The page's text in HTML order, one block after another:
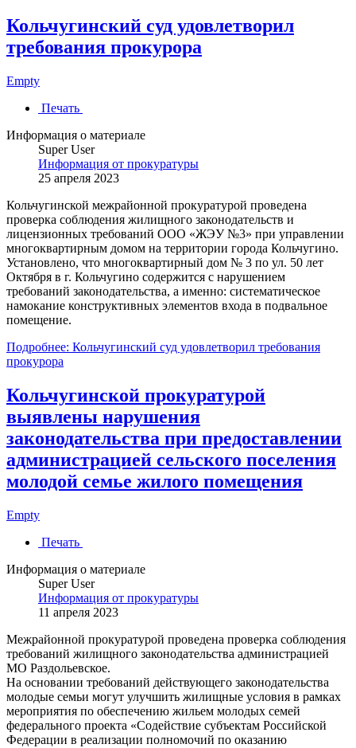
Кольчугинский суд удовлетворил
требования прокурора
Empty
Печать
Информация о материале
Super User
Информация от прокуратуры
25 апреля 2023
Кольчугинской межрайонной прокуратурой проведена
проверка соблюдения жилищного законодательств и
лицензионных требований ООО «ЖЭУ №3» при управлении
многоквартирным домом на территории города Кольчугино.
Установлено, что многоквартирный дом № 3 по ул. 50 лет
Октября в г. Кольчугино содержится с нарушением
требований законодательства, а именно: систематическое
намокание конструктивных элементов входа в подвальное
помещение.
Подробнее: Кольчугинский суд удовлетворил требования
прокурора
Кольчугинской прокуратурой
выявлены нарушения
законодательства при предоставлении
администрацией сельского поселения
молодой семье жилого помещения
Empty
Печать
Информация о материале
Super User
Информация от прокуратуры
11 апреля 2023
Межрайонной прокуратурой проведена проверка соблюдения
требований жилищного законодательства администрацией
МО Раздольевское.
На основании требований действующего законодательства
молодые семьи могут улучшить жилищные условия в рамках
мероприятия по обеспечению жильем молодых семей
федерального проекта «Содействие субъектам Российской
Федерации в реализации полномочий по оказанию